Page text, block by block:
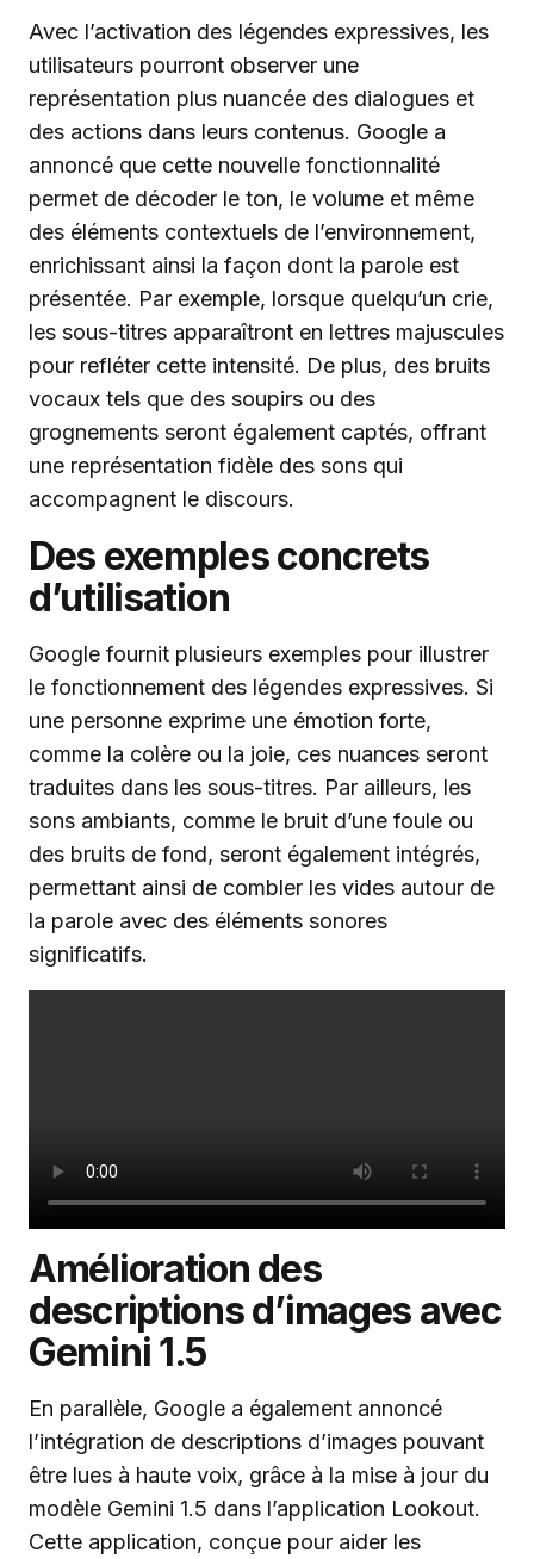
Avec l’activation des légendes expressives, les
utilisateurs pourront observer une
représentation plus nuancée des dialogues et
des actions dans leurs contenus. Google a
annoncé que cette nouvelle fonctionnalité
permet de décoder le ton, le volume et même
des éléments contextuels de l’environnement,
enrichissant ainsi la façon dont la parole est
présentée. Par exemple, lorsque quelqu’un crie,
les sous-titres apparaîtront en lettres majuscules
pour refléter cette intensité. De plus, des bruits
vocaux tels que des soupirs ou des
grognements seront également captés, offrant
une représentation fidèle des sons qui
accompagnent le discours.
Des exemples concrets
d’utilisation
Google fournit plusieurs exemples pour illustrer
le fonctionnement des légendes expressives. Si
une personne exprime une émotion forte,
comme la colère ou la joie, ces nuances seront
traduites dans les sous-titres. Par ailleurs, les
sons ambiants, comme le bruit d’une foule ou
des bruits de fond, seront également intégrés,
permettant ainsi de combler les vides autour de
la parole avec des éléments sonores
significatifs.
Amélioration des
descriptions d’images avec
Gemini 1.5
En parallèle, Google a également annoncé
l’intégration de descriptions d’images pouvant
être lues à haute voix, grâce à la mise à jour du
modèle Gemini 1.5 dans l’application Lookout.
Cette application, conçue pour aider les